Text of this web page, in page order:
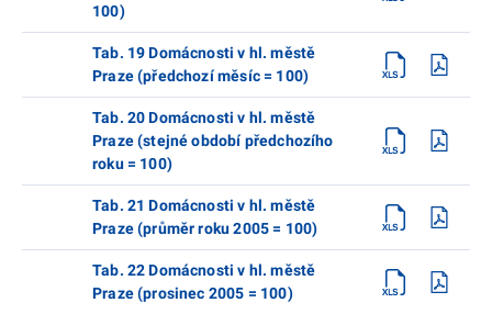
100)
Tab. 19 Domácnosti v hl. městě
Praze (předchozí měsíc = 100)
Tab. 20 Domácnosti v hl. městě
Praze (stejné období předchozího
roku = 100)
Tab. 21 Domácnosti v hl. městě
Praze (průměr roku 2005 = 100)
Tab. 22 Domácnosti v hl. městě
Praze (prosinec 2005 = 100)